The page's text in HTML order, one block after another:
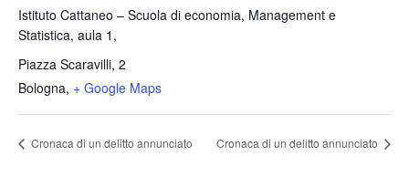
Istituto Cattaneo – Scuola di economia, Management e
Statistica, aula 1,
Piazza Scaravilli, 2
Bologna, + Google Maps
Cronaca di un delitto annunciato Cronaca di un delitto annunciato